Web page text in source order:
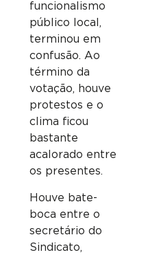
funcionalismo
público local,
terminou em
confusão. Ao
término da
votação, houve
protestos e o
clima ficou
bastante
acalorado entre
os presentes.
Houve bate-
boca entre o
secretário do
Sindicato,